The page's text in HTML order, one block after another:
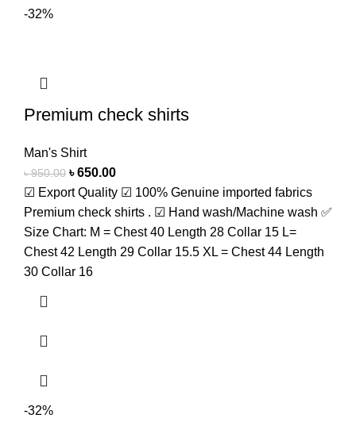
-32%
Premium check shirts
Man's Shirt
৳950.00 ৳650.00
☑ Export Quality ☑ 100% Genuine imported fabrics
Premium check shirts . ☑ Hand wash/Machine wash ✅
Size Chart: M = Chest 40 Length 28 Collar 15 L=
Chest 42 Length 29 Collar 15.5 XL = Chest 44 Length
30 Collar 16
-32%